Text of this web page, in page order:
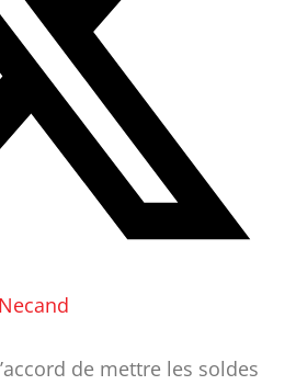
de mettre les soldes